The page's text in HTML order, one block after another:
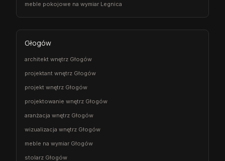
meble pokojowe na wymiar Legnica
Głogów
architekt wnętrz Głogów
projektant wnętrz Głogów
projekt wnętrz Głogów
projektowanie wnętrz Głogów
aranżacja wnętrz Głogów
wizualizacja wnętrz Głogów
meble na wymiar Głogów
stolarz Głogów